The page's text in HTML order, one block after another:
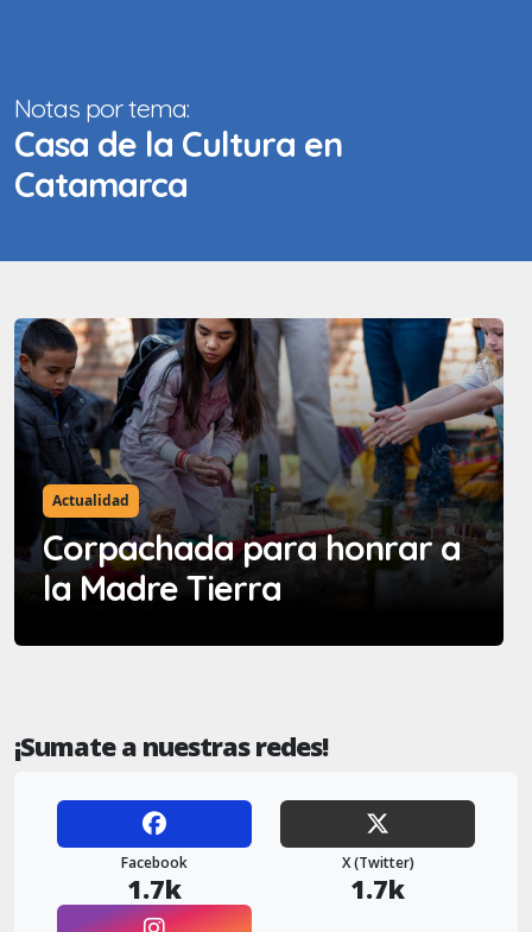
Notas por tema:
Casa de la Cultura en
Catamarca
Actualidad
Corpachada para honrar a
la Madre Tierra
¡Sumate a nuestras redes!
Facebook
1.7k
X (Twitter)
1.7k